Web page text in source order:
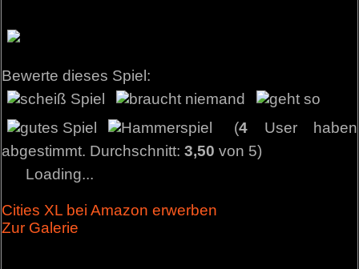
Bewerte dieses Spiel:
(4 User haben
abgestimmt. Durchschnitt:3,50 von 5)
Loading...
Cities XL bei Amazon erwerben
Zur Galerie